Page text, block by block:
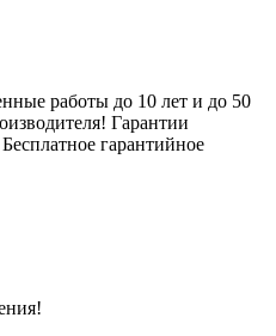
работы до 10 лет и до 50
Гарантии
гарантийное